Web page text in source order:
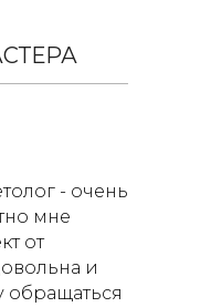
- очень
мне
от
и
обращаться